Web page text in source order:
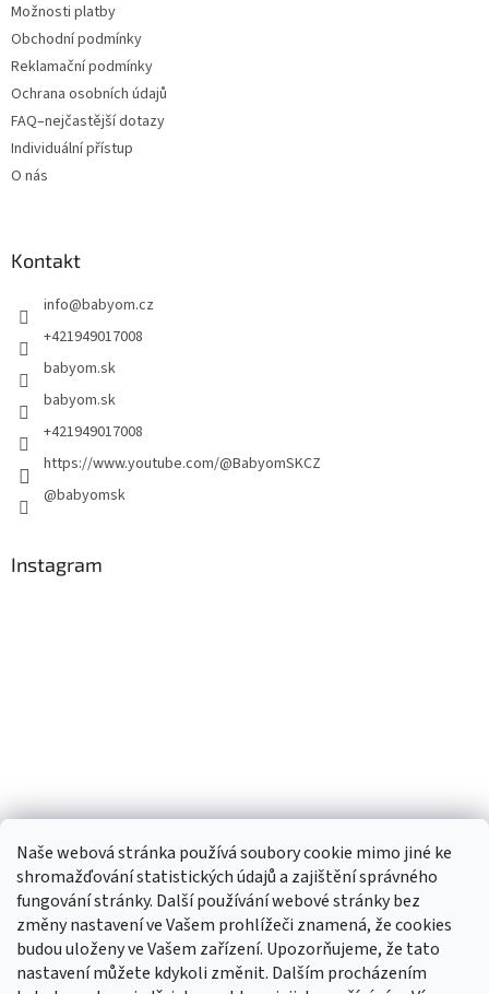
Naše webová stránka používá soubory cookie mimo jiné ke
shromažďování statistických údajů a zajištění správného
fungování stránky. Další používání webové stránky bez
změny nastavení ve Vašem prohlížeči znamená, že cookies
budou uloženy ve Vašem zařízení. Upozorňujeme, že tato
nastavení můžete kdykoli změnit. Dalším procházením
Možnosti platby
Obchodní podmínky
Reklamační podmínky
Ochrana osobních údajů
FAQ–nejčastější dotazy
Individuální přístup
O nás
Kontakt
info@babyom.cz
+421949017008
babyom.sk
babyom.sk
+421949017008
https://www.youtube.com/@BabyomSKCZ
@babyomsk
Instagram
TIk Tok Instagram Facebook